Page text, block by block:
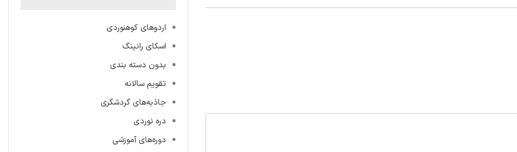
اردوهای کوهنوردی
اسکای رانینگ
بدون دسته بندی
تقویم سالانه
جاذبه‌های گردشگری
دره نوردی
دوره‌های آموزشی